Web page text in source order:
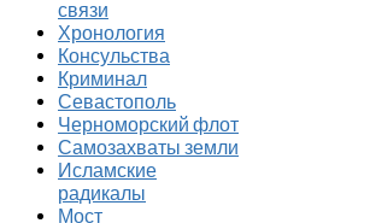
связи
Хронология
Консульства
Криминал
Севастополь
Черноморский флот
Самозахваты земли
Исламские
радикалы
Мост